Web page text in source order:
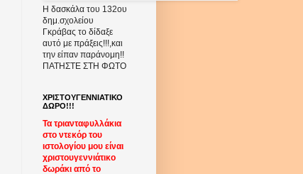
Η δασκάλα του 132ου
δημ.σχολείου
Γκράβας το δίδαξε
αυτό με πράξεις!!!,και
την είπαν παράνομη!!
ΠΑΤΗΣΤΕ ΣΤΗ ΦΩΤΟ
ΧΡΙΣΤΟΥΓΕΝΝΙΑΤΙΚΟ
ΔΩΡΟ!!!
Τα τριανταφυλλάκια
στο ντεκόρ του
ιστολογίου μου είναι
χριστουγεννιάτικο
δωράκι από το